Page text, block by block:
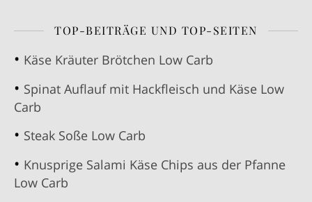
TOP-BEITRÄGE UND TOP-SEITEN
Käse Kräuter Brötchen Low Carb
Spinat Auflauf mit Hackfleisch und Käse Low
Carb
Steak Soße Low Carb
Knusprige Salami Käse Chips aus der Pfanne
Low Carb